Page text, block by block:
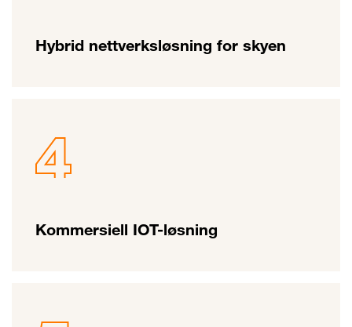
Hybrid nettverksløsning for skyen
Kommersiell IOT-løsning